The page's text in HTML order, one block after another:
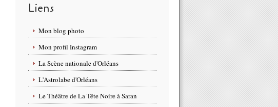
Liens
Mon blog photo
Mon profil Instagram
La Scène nationale d'Orléans
L'Astrolabe d'Orléans
Le Théâtre de La Tête Noire à Saran